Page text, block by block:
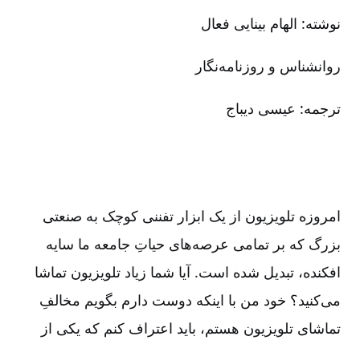
نوشته: الهام بینایی فعال
روانشناس و روزنامه‌نگار
ترجمه: عیسی دیباج
امروزه تلویزیون از یک ابزار تفننی کوچک به صنعتی
بزرگ که بر تمامی عرصه‌های حیاتِ جامعه ما سایه
افکنده، تبدیل شده است. آیا شما زیاد تلویزیون تماشا
می‌کنید؟ خود من با اینکه دوست دارم بگویم مخالفِ
تماشای تلویزیون هستم، باید اعتراف کنم که یکی از